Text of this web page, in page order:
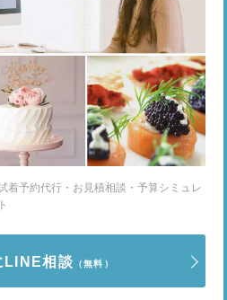
着予約代行・お見積相談・予算シミュレ
LINE相談 （無料）